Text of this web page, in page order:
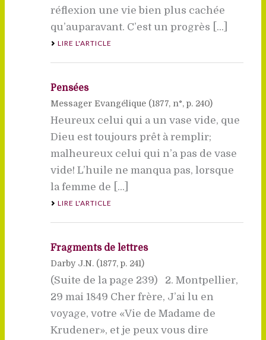
réflexion une vie bien plus cachée
qu’auparavant. C’est un progrès [...]
LIRE L'ARTICLE
Pensées
Messager Evangélique (1877, n°, p. 240)
Heureux celui qui a un vase vide, que
Dieu est toujours prêt à remplir;
malheureux celui qui n’a pas de vase
vide! L’huile ne manqua pas, lorsque
la femme de [...]
LIRE L'ARTICLE
Fragments de lettres
Darby J.N. (1877, p. 241)
(Suite de la page 239) 2. Montpellier,
29 mai 1849 Cher frère, J’ai lu en
voyage, votre «Vie de Madame de
Krudener», et je peux vous dire